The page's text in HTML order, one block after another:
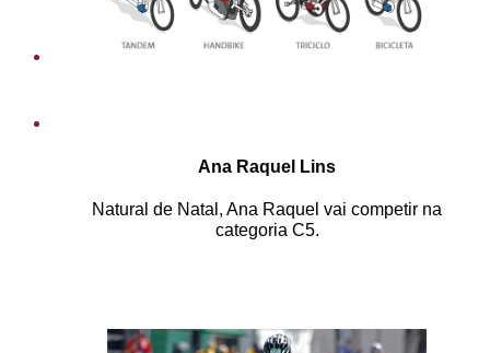
Ana Raquel Lins
Natural de Natal, Ana Raquel vai competir na
categoria C5.